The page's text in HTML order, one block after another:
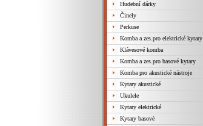
Hudební dárky
Činely
Perkuse
Komba a zes.pro elektrické kytary
Klávesové komba
Komba a zes.pro basové kytary
Komba pro akustické nástroje
Kytary akustické
Ukulele
Kytary elektrické
Kytary basové